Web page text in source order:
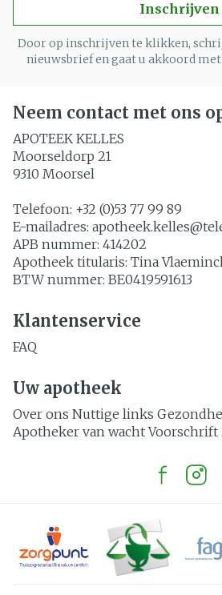
Inschrijven
Door op inschrijven te klikken,
nieuwsbrief en gaat u akkoord
Neem contact met ons
APOTEEK KELLES
Moorseldorp 21
9310 Moorsel
Telefoon: +32 (0)53 77 99 89
E-mailadres: apotheek.kelles@
APB nummer: 414202
Apotheek titularis: Tina
BTW nummer: BE0419591613
Klantenservice
FAQ
Uw apotheek
Over ons Nuttige links
Apotheker van wacht Voorschrift